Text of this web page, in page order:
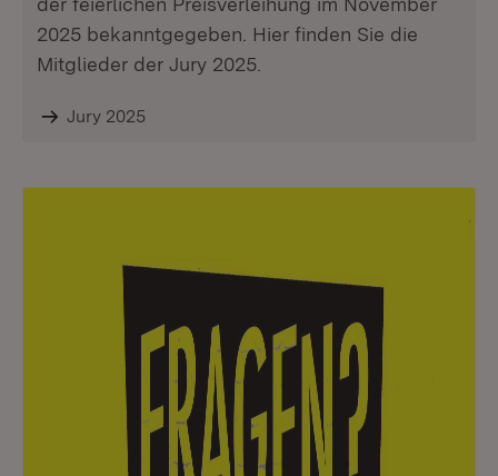
2025 bekanntgegeben. Hier finden Sie die
Mitglieder der Jury 2025.
Jury 2025